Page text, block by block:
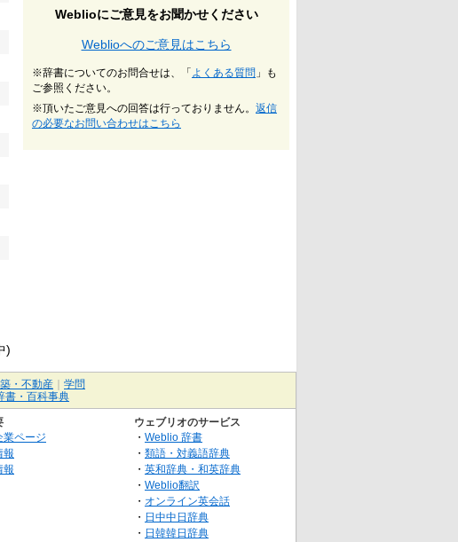
)
Weblioにご意見をお聞かせください
Weblioへのご意見はこちら
※辞書についてのお問合せは、「 よくある質問 」も
ご参照ください。
※頂いたご意見への回答は行っておりません。 返信
の必要なお問い合わせはこちら
・不動産
学問
書・百科事典
業ページ
報
報
ウェブリオのサービス
・ Weblio 辞書
・ 類語・対義語辞典
・ 英和辞典・和英辞典
・ Weblio翻訳
・ オンライン英会話
・ 日中中日辞典
・ 日韓韓日辞典